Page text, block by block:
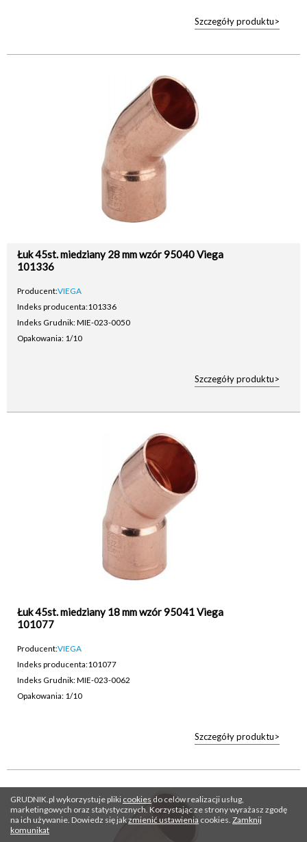
Szczegóły produktu>
Łuk 45st. miedziany 28 mm wzór 95040 Viega
101336
Producent:VIEGA
Indeks producenta:101336
Indeks Grudnik: MIE-023-0050
Opakowania: 1/10
Szczegóły produktu>
Łuk 45st. miedziany 18 mm wzór 95041 Viega
101077
Producent:VIEGA
Indeks producenta:101077
Indeks Grudnik: MIE-023-0062
Opakowania: 1/10
Szczegóły produktu>
GRUDNIK.pl wykorzystuje pliki cookies do celów realizacji usług,
marketingowych oraz statystycznych. Korzystając ze strony wyrażasz zgodę
na ich używanie. Dowiedz się jakzmienić ustawienia cookies. Zamknij
komunikat